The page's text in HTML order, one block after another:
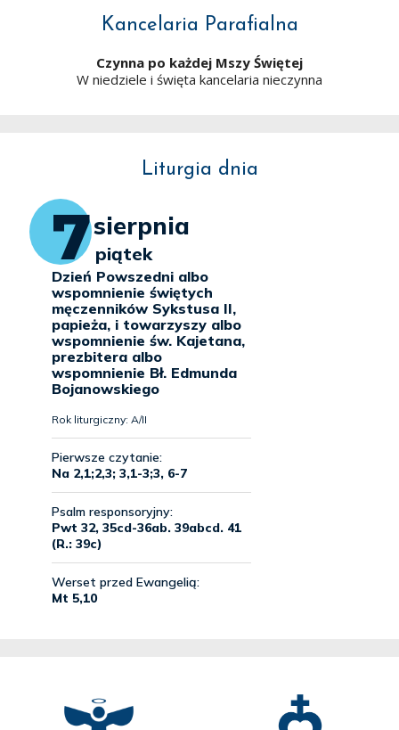
Kancelaria Parafialna
Czynna po każdej Mszy Świętej
W niedziele i święta kancelaria nieczynna
Liturgia dnia